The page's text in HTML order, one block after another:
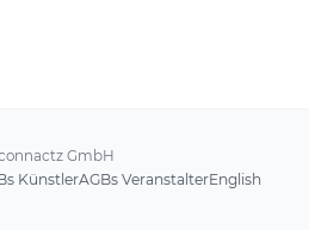
GmbH
KünstlerAGBs VeranstalterEnglish